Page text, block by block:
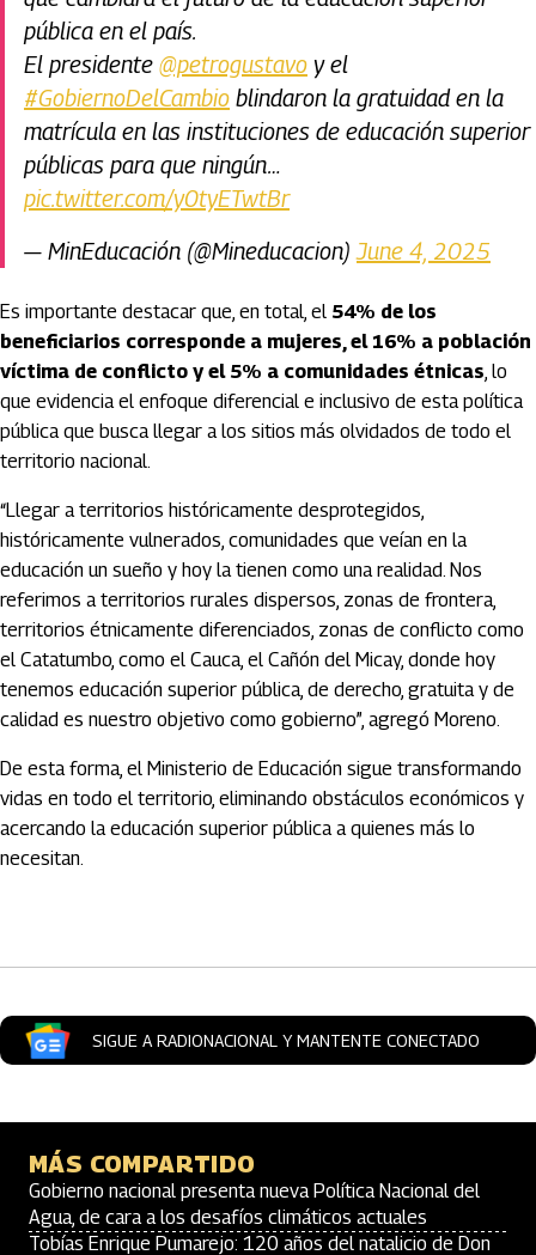
pública en el país.
El presidente @petrogustavo y el
#GobiernoDelCambio blindaron la gratuidad en la
matrícula en las instituciones de educación superior
públicas para que ningún…
pic.twitter.com/y0tyETwtBr
— MinEducación (@Mineducacion)June 4, 2025
Es importante destacar que, en total, el 54% de los
beneficiarios corresponde a mujeres, el 16% a población
víctima de conflicto y el 5% a comunidades étnicas, lo
que evidencia el enfoque diferencial e inclusivo de esta política
pública que busca llegar a los sitios más olvidados de todo el
territorio nacional.
“Llegar a territorios históricamente desprotegidos,
históricamente vulnerados, comunidades que veían en la
educación un sueño y hoy la tienen como una realidad. Nos
referimos a territorios rurales dispersos, zonas de frontera,
territorios étnicamente diferenciados, zonas de conflicto como
el Catatumbo, como el Cauca, el Cañón del Micay, donde hoy
tenemos educación superior pública, de derecho, gratuita y de
calidad es nuestro objetivo como gobierno”, agregó Moreno.
De esta forma, el Ministerio de Educación sigue transformando
vidas en todo el territorio, eliminando obstáculos económicos y
acercando la educación superior pública a quienes más lo
necesitan.
SIGUE A RADIONACIONAL Y MANTENTE CONECTADO
MÁS COMPARTIDO
Gobierno nacional presenta nueva Política Nacional del
Agua, de cara a los desafíos climáticos actuales
Tobías Enrique Pumarejo: 120 años del natalicio de Don